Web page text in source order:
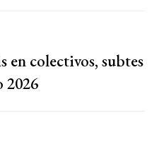
en colectivos, subtes
2026